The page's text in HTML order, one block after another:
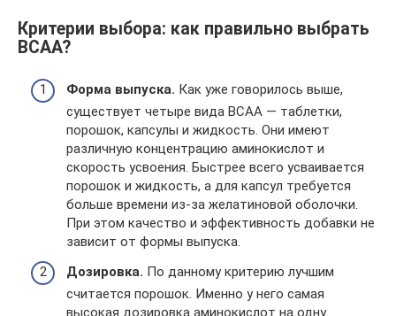
Критерии выбора: как правильно выбрать
ВСАА?
Форма выпуска. Как уже говорилось выше,
существует четыре вида ВСАА — таблетки,
порошок, капсулы и жидкость. Они имеют
различную концентрацию аминокислот и
скорость усвоения. Быстрее всего усваивается
порошок и жидкость, а для капсул требуется
больше времени из-за желатиновой оболочки.
При этом качество и эффективность добавки не
зависит от формы выпуска.
Дозировка. По данному критерию лучшим
считается порошок. Именно у него самая
высокая дозировка аминокислот на одну